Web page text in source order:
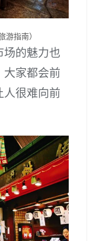
游指南）
场的魅力也
大家都会前
人很难向前